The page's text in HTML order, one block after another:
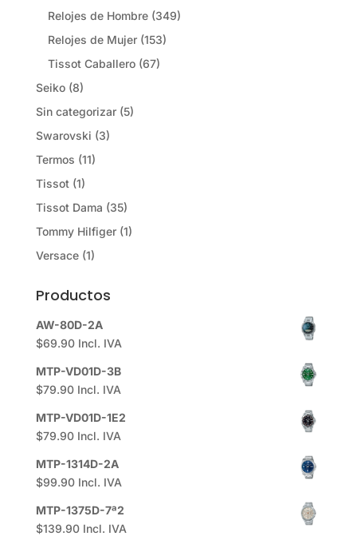
Relojes de Hombre (349)
Relojes de Mujer (153)
Tissot Caballero (67)
Seiko (8)
Sin categorizar (5)
Swarovski (3)
Termos (11)
Tissot (1)
Tissot Dama (35)
Tommy Hilfiger (1)
Versace (1)
Productos
AW-80D-2A
$69.90 Incl. IVA
MTP-VD01D-3B
$79.90 Incl. IVA
MTP-VD01D-1E2
$79.90 Incl. IVA
MTP-1314D-2A
$99.90 Incl. IVA
MTP-1375D-7ª2
$139.90 Incl. IVA